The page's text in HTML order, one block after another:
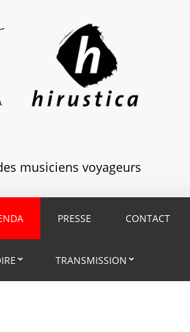
musiciens voyageurs
PRESSE CONTACT
TRANSMISSION